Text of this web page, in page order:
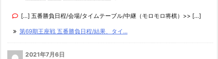
[…] 五番勝負日程/会場/タイムテーブル/中継（モロモロ将棋）>> […]
第69期王座戦 五番勝負日程/結果、タイ...
2021年7月6日